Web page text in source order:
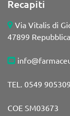
Recapiti
Via Vitalis di
47899
TEL. 0549 905309
COE SM03673